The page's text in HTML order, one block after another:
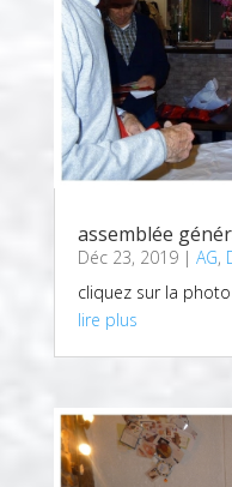
assemblée
Déc 23, 2019| AG,
cliquez sur la
lire plus